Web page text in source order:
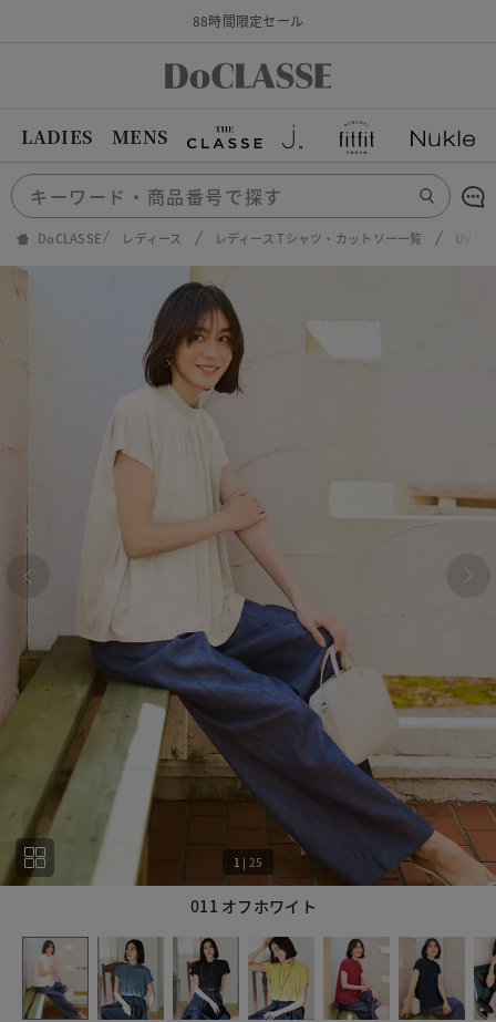
88時間限定セール
LADIES MENS
DoCLASSE レディース レディース Tシャツ・カットソー一覧 UVス
011 オフホワイト
1 | 25
25